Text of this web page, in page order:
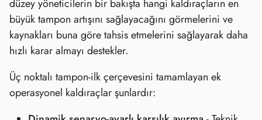
düzey yöneticilerin bir bakışta hangi kaldıraçların en
büyük tampon artışını sağlayacağını görmelerini ve
kaynakları buna göre tahsis etmelerini sağlayarak daha
hızlı karar almayı destekler.
Üç noktalı tampon‑ilk çerçevesini tamamlayan ek
operasyonel kaldıraçlar şunlardır: